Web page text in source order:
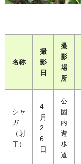
名称
撮
影
日
撮
影
場
所
シャ
ガ
（射
干）
4
月
2
6
日
公
園
内
遊
歩
道